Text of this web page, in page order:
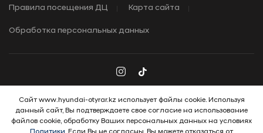
Правила посещения ДЦ Карта сайта
Обработка персональных данных
Сайт www.hyundai-otyrar.kz использует файлы cookie. Используя
данный сайт, Вы подтверждаете свое согласие на использование
файлов cookie, обработку Ваших персональных данных на условиях
ВЫГОДНЫЕ УСЛОВИЯ